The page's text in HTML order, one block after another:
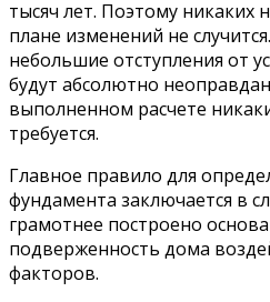
тысяч лет. Поэтому никаких
плане изменений не
небольшие отступления от
будут абсолютно
выполненном расчете
требуется.
Главное правило для
фундамента заключается в
грамотнее построено
подверженность дома
факторов.